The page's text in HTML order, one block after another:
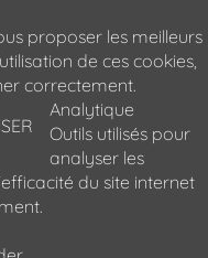
proposer les meilleurs
de ces cookies,
correctement.
Analytique
Outils utilisés pour
analyser les
du site internet